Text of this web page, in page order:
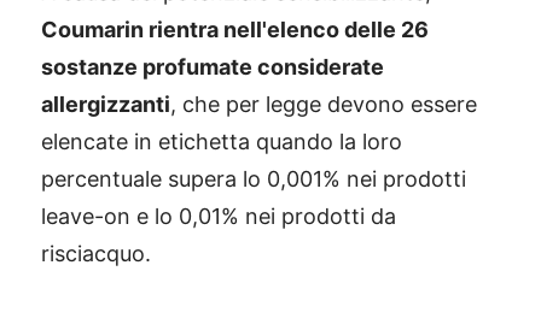
Coumarin rientra nell'elenco delle 26
sostanze profumate considerate
allergizzanti, che per legge devono essere
elencate in etichetta quando la loro
percentuale supera lo 0,001% nei prodotti
leave-on e lo 0,01% nei prodotti da
risciacquo.